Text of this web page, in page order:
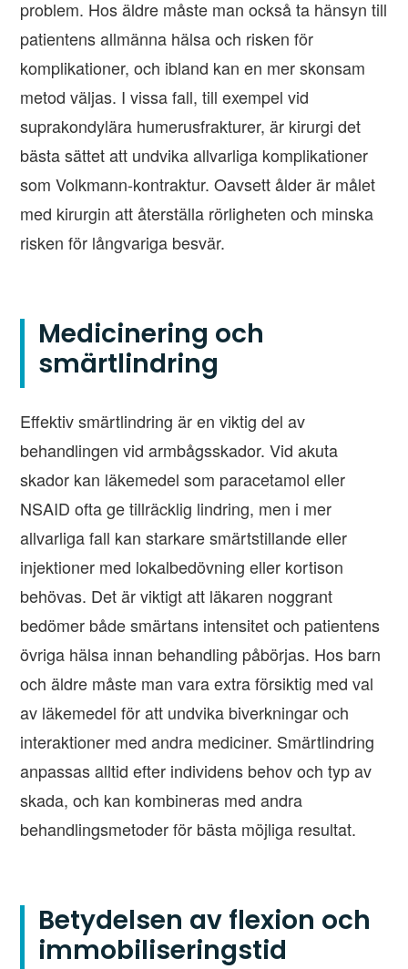
problem. Hos äldre måste man också ta hänsyn till
patientens allmänna hälsa och risken för
komplikationer, och ibland kan en mer skonsam
metod väljas. I vissa fall, till exempel vid
suprakondylära humerusfrakturer, är kirurgi det
bästa sättet att undvika allvarliga komplikationer
som Volkmann-kontraktur. Oavsett ålder är målet
med kirurgin att återställa rörligheten och minska
risken för långvariga besvär.
Medicinering och
smärtlindring
Effektiv smärtlindring är en viktig del av
behandlingen vid armbågsskador. Vid akuta
skador kan läkemedel som paracetamol eller
NSAID ofta ge tillräcklig lindring, men i mer
allvarliga fall kan starkare smärtstillande eller
injektioner med lokalbedövning eller kortison
behövas. Det är viktigt att läkaren noggrant
bedömer både smärtans intensitet och patientens
övriga hälsa innan behandling påbörjas. Hos barn
och äldre måste man vara extra försiktig med val
av läkemedel för att undvika biverkningar och
interaktioner med andra mediciner. Smärtlindring
anpassas alltid efter individens behov och typ av
skada, och kan kombineras med andra
behandlingsmetoder för bästa möjliga resultat.
Betydelsen av flexion och
immobiliseringstid